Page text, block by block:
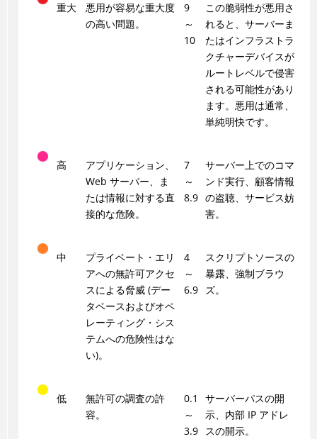
重大
悪用が容易な重大度
の高い問題。
9
～
10
この脆弱性が悪用さ
れると、サーバーま
たはインフラストラ
クチャーデバイスが
ルートレベルで侵害
される可能性があり
ます。悪用は通常、
単純明快です。
高
アプリケーション、
Web サーバー、ま
たは情報に対する直
接的な危険。
7
～
8.9
サーバー上でのコマ
ンド実行、顧客情報
の盗聴、サービス妨
害。
中
プライベート・エリ
アへの無許可アクセ
スによる脅威 (デー
タベースおよびオペ
レーティング・シス
テムへの危険性はな
い)。
4
～
6.9
スクリプトソースの
暴露、強制ブラウ
ズ。
低
無許可の調査の許
容。
0.1
～
3.9
サーバーパスの開
示、内部 IP アドレ
スの開示。